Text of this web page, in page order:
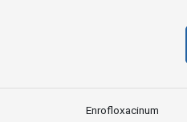
Enrofloxacinum